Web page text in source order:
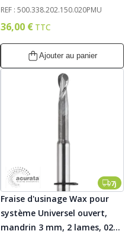
Acurata
REF : 500.338.202.150.020PMU
36,00 €
Ajouter au panier
7j
Fraise d'usinage Wax pour
système Universel ouvert,
mandrin 3 mm, 2 lames, 020.